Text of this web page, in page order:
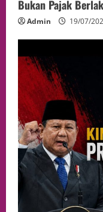
Bukan Pajak
Admin 19/07/